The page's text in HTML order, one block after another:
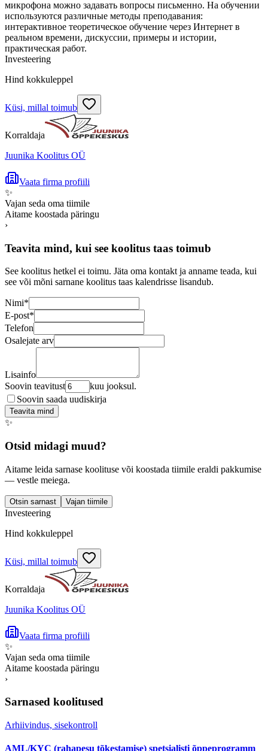
микрофона можно задавать вопросы письменно. На обучении
используются различные методы преподавания:
интерактивное теоретическое обучение через Интернет в
реальном времени, дискуссии, примеры и истории,
практическая работ.
Investeering
Hind kokkuleppel
Küsi, millal toimub
Korraldaja
Juunika Koolitus OÜ
Vaata firma profiili
✨
Vajan seda oma tiimile
Aitame koostada päringu
›
Teavita mind, kui see koolitus taas toimub
See koolitus hetkel ei toimu. Jäta oma kontakt ja anname teada, kui
see või mõni sarnane koolitus taas kalendrisse lisandub.
Nimi*
E-post*
Telefon
Osalejate arv
Lisainfo
Soovin teavitust
kuu jooksul.
Soovin saada uudiskirja
Teavita mind
✨
Otsid midagi muud?
Aitame leida sarnase koolituse või koostada tiimile eraldi pakkumise
— vestle meiega.
Otsin sarnast Vajan tiimile
Investeering
Hind kokkuleppel
Küsi, millal toimub
Korraldaja
Juunika Koolitus OÜ
Vaata firma profiili
✨
Vajan seda oma tiimile
Aitame koostada päringu
›
Sarnased koolitused
Arhiivindus, sisekontroll
AML/KYC (rahapesu tõkestamise) spetsialisti õppeprogramm